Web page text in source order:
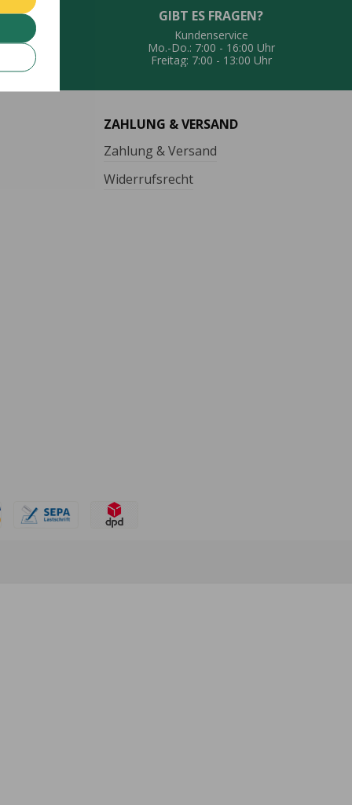
GIBT ES FRAGEN?
Kundenservice
Mo.-Do.: 7:00 - 16:00 Uhr
Freitag: 7:00 - 13:00 Uhr
ZAHLUNG & VERSAND
Zahlung & Versand
Widerrufsrecht